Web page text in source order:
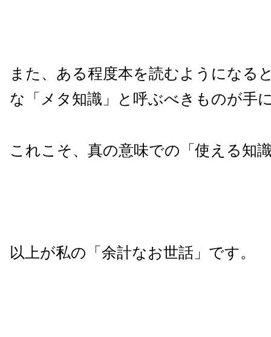
また、ある程度本を読むようになる
な「メタ知識」と呼ぶべきものが手
これこそ、真の意味での「使える知
以上が私の「余計なお世話」です。